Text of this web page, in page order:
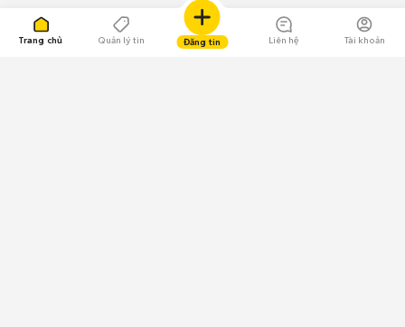
Trang chủ Quản lý tin Đăng tin Liên hệ Tài khoản